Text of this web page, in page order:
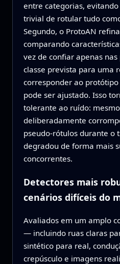
entre categorias,
trivial de rotular tudo
Segundo, o ProtoAN
comparando
vez de confiar apenas
classe prevista para uma
corresponder ao
pode ser ajustado. Isso
tolerante ao ruído:
deliberadamente
pseudo‑rótulos durante o
degradou de forma mais
concorrentes.
Detectores mais
cenários difíceis do
Avaliados em um amplo
— incluindo ruas claras
sintético para real,
crepúsculo e imagens